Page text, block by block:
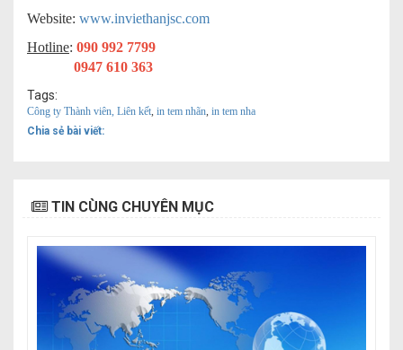
Website: www.inviethanjsc.com
Hotline: 090 992 7799
0947 610 363
Tags:
Công ty Thành viên, Liên kết, in tem nhãn, in tem nha
Chia sẻ bài viết:
TIN CÙNG CHUYÊN MỤC